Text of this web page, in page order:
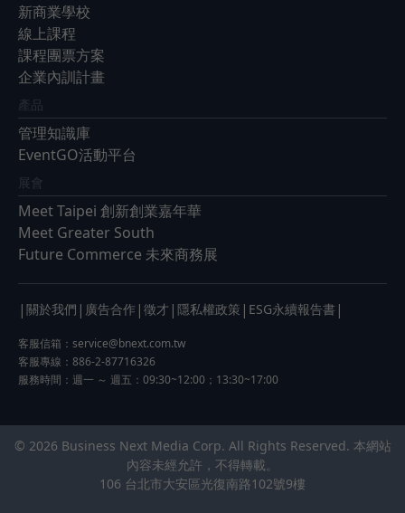
新商業學校
線上課程
課程團票方案
企業內訓計畫
產品
管理知識庫
EventGO活動平台
展會
Meet Taipei 創新創業嘉年華
Meet Greater South
Future Commerce 未來商務展
| 關於我們 | 廣告合作 | 徵才 | 隱私權政策 | ESG永續報告書 |
客服信箱： service@bnext.com.tw
客服專線：886-2-87716326
服務時間：週一 ～ 週五：09:30~12:00；13:30~17:00
© 2026 Business Next Media Corp. All Rights Reserved. 本網站
內容未經允許，不得轉載。
106 台北市大安區光復南路102號9樓